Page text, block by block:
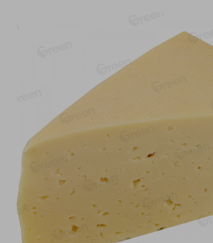
Местное известное 20 шт
упак Солигорска п/ф
3.99
Конфеты
ягодные
Показано 1-14 из 78
Показать 15-28 из 78